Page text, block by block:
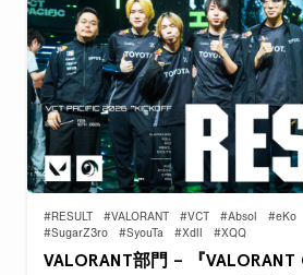
#RESULT #VALORANT #VCT #Absol #eKo
#SugarZ3ro
#SyouTa #Xdll #XQQ
VALORANT部門 – 『